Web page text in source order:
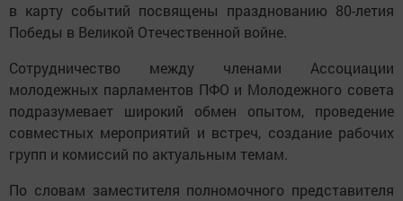
в карту событий посвящены празднованию 80-летия
Победы в Великой Отечественной войне.
Сотрудничество между членами Ассоциации
молодежных парламентов ПФО и Молодежного совета
подразумевает широкий обмен опытом, проведение
совместных мероприятий и встреч, создание рабочих
групп и комиссий по актуальным темам.
По словам заместителя полномочного представителя